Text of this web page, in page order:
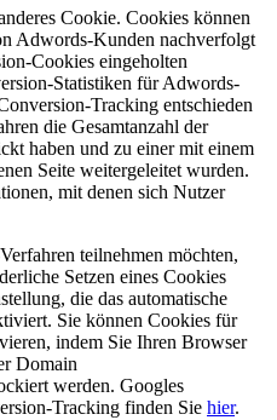
Cookie. Cookies können
Adwords-Kunden nachverfolgt
Cookies eingeholten
Statistiken für Adwords-
Tracking entschieden
die Gesamtanzahl der
haben und zu einer mit einem
Seite weitergeleitet wurden.
mit denen sich Nutzer
teilnehmen möchten,
Setzen eines Cookies
die das automatische
Sie können Cookies für
indem Sie Ihren Browser
Domain
werden. Googles
Tracking finden Sie hier.